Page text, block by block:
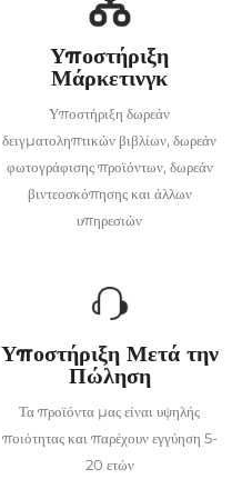
Υποστήριξη
Μάρκετινγκ
Υποστήριξη δωρεάν
δειγματοληπτικών βιβλίων, δωρεάν
φωτογράφισης προϊόντων, δωρεάν
βιντεοσκόπησης και άλλων
υπηρεσιών
Υποστήριξη Μετά την
Πώληση
Τα προϊόντα μας είναι υψηλής
ποιότητας και παρέχουν εγγύηση 5-
20 ετών